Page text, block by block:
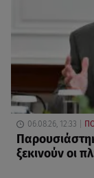
06.08.26, 12:33
ξεκινούν οι